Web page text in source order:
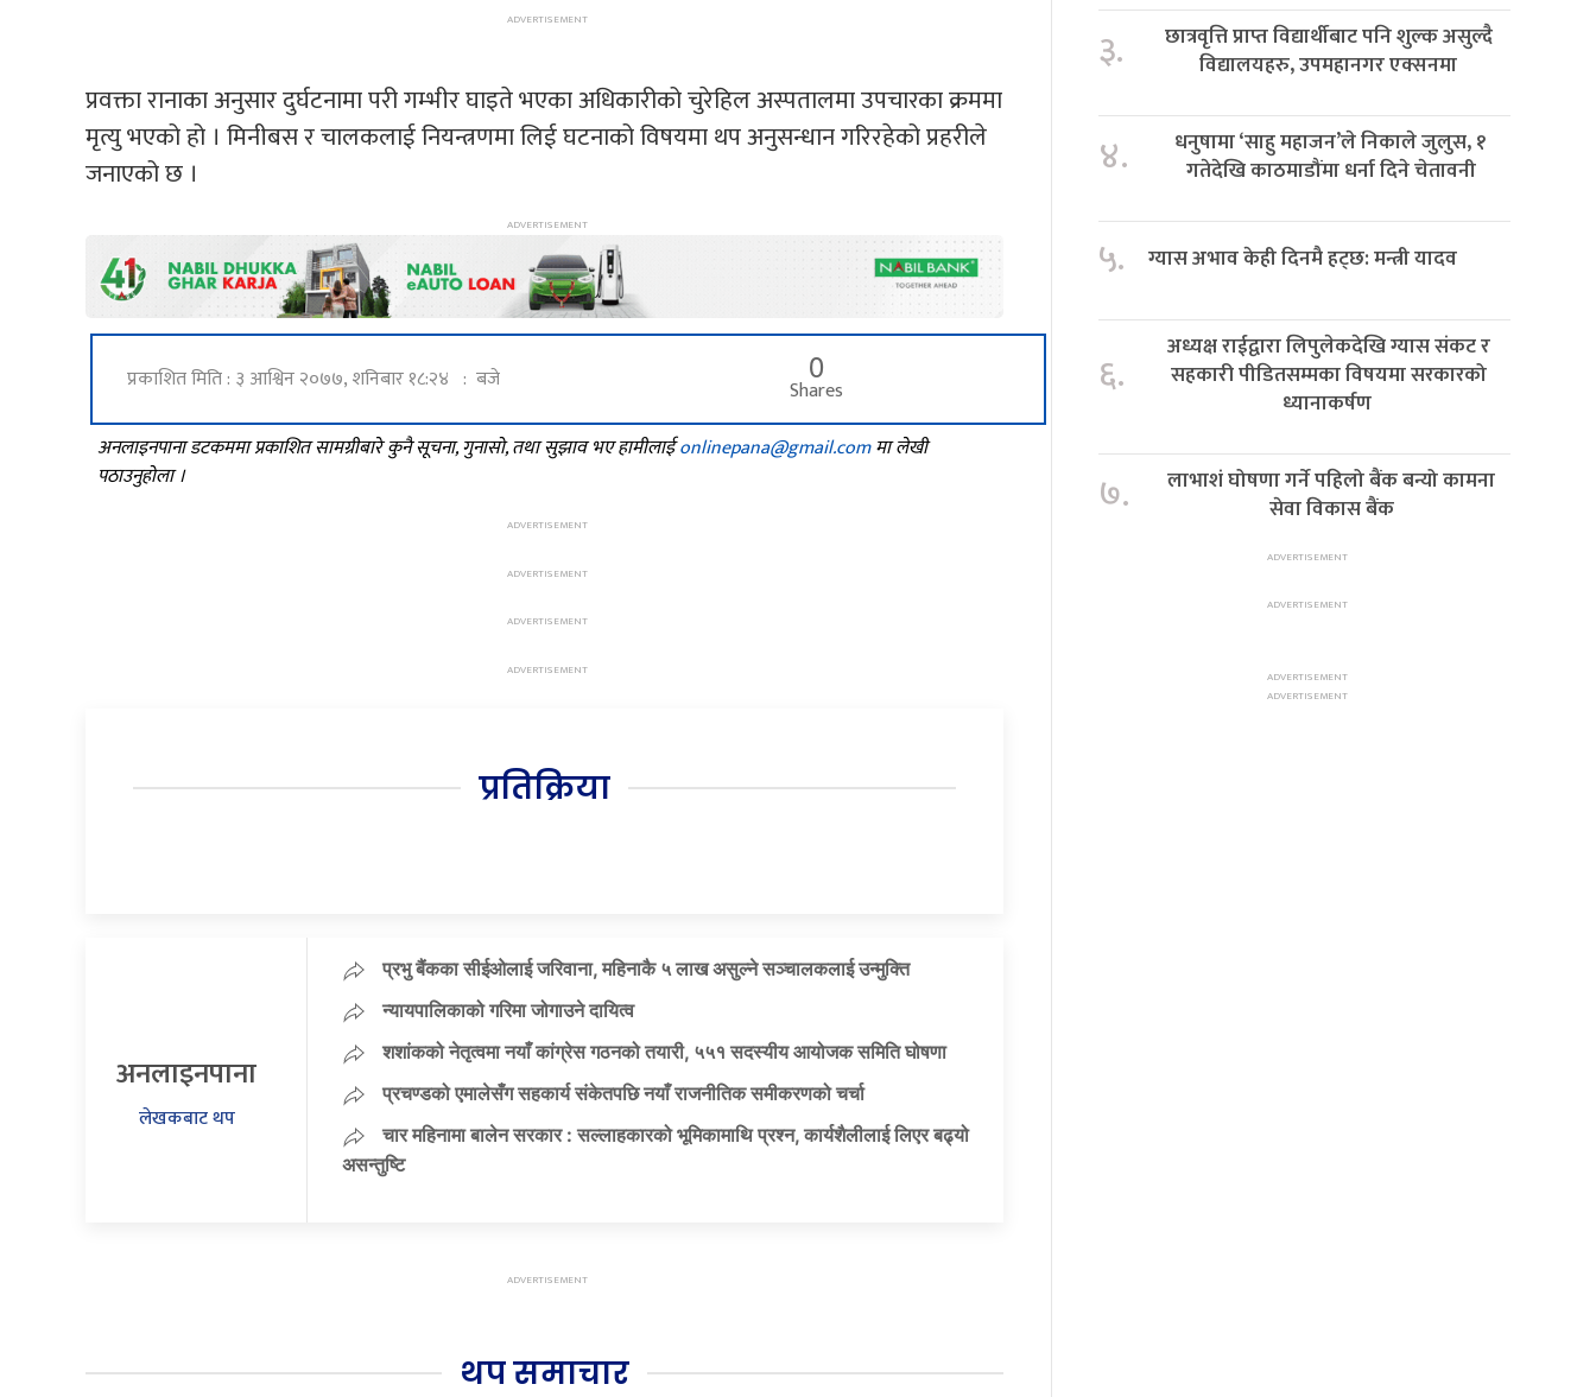
प्रवक्ता रानाका अनुसार दुर्घटनामा परी गम्भीर घाइते भएका अधिकारीको चुरेहिल अस्पतालमा उपचारका क्रममा
मृत्यु भएको हो । मिनीबस र चालकलाई नियन्त्रणमा लिई घटनाको विषयमा थप अनुसन्धान गरिरहेको प्रहरीले
जनाएको छ ।
प्रकाशित मिति : ३ आश्विन २०७७, शनिबार १८:२४ : बजे 0
Shares
अनलाइनपाना डटकममा प्रकाशित सामग्रीबारे कुनै सूचना, गुनासो, तथा सुझाव भए हामीलाईonlinepana@gmail.comमा लेखी
पठाउनुहोला ।
प्रतिक्रिया
अनलाइनपाना
लेखकबाट थप
प्रभु बैंकका सीईओलाई जरिवाना, महिनाकै ५ लाख असुल्ने सञ्चालकलाई उन्मुक्ति
न्यायपालिकाको गरिमा जोगाउने दायित्व
शशांकको नेतृत्वमा नयाँ कांग्रेस गठनको तयारी, ५५१ सदस्यीय आयोजक समिति घोषणा
प्रचण्डको एमालेसँग सहकार्य संकेतपछि नयाँ राजनीतिक समीकरणको चर्चा
चार महिनामा बालेन सरकार : सल्लाहकारको भूमिकामाथि प्रश्न, कार्यशैलीलाई लिएर बढ्यो
असन्तुष्टि
थप समाचार
३.
छात्रवृत्ति प्राप्त विद्यार्थीबाट पनि शुल्क असुल्दै
विद्यालयहरु, उपमहानगर एक्सनमा
४.
धनुषामा ‘साहु महाजन’ले निकाले जुलुस, १
गतेदेखि काठमाडौंमा धर्ना दिने चेतावनी
५. ग्यास अभाव केही दिनमै हट्छ: मन्त्री यादव
६.
अध्यक्ष राईद्वारा लिपुलेकदेखि ग्यास संकट र
सहकारी पीडितसम्मका विषयमा सरकारको
ध्यानाकर्षण
७.
लाभाशं घोषणा गर्ने पहिलो बैंक बन्यो कामना
सेवा विकास बैंक